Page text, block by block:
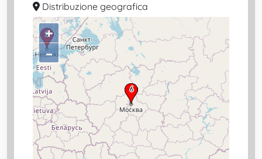
Distribuzione geografica
+
–